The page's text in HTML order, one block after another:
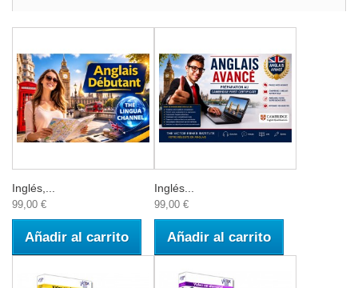
Inglés,...
99,00 €
Añadir al carrito
Inglés...
99,00 €
Añadir al carrito